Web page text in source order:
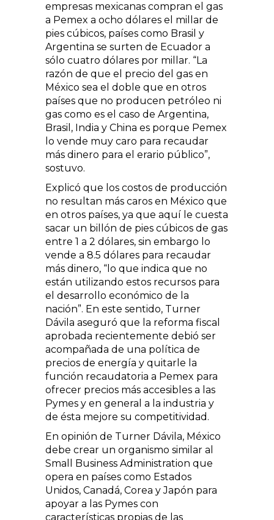
empresas mexicanas compran el gas
a Pemex a ocho dólares el millar de
pies cúbicos, países como Brasil y
Argentina se surten de Ecuador a
sólo cuatro dólares por millar. “La
razón de que el precio del gas en
México sea el doble que en otros
países que no producen petróleo ni
gas como es el caso de Argentina,
Brasil, India y China es porque Pemex
lo vende muy caro para recaudar
más dinero para el erario público”,
sostuvo.
Explicó que los costos de producción
no resultan más caros en México que
en otros países, ya que aquí le cuesta
sacar un billón de pies cúbicos de gas
entre 1 a 2 dólares, sin embargo lo
vende a 8.5 dólares para recaudar
más dinero, “lo que indica que no
están utilizando estos recursos para
el desarrollo económico de la
nación”. En este sentido, Turner
Dávila aseguró que la reforma fiscal
aprobada recientemente debió ser
acompañada de una política de
precios de energía y quitarle la
función recaudatoria a Pemex para
ofrecer precios más accesibles a las
Pymes y en general a la industria y
de ésta mejore su competitividad.
En opinión de Turner Dávila, México
debe crear un organismo similar al
Small Business Administration que
opera en países como Estados
Unidos, Canadá, Corea y Japón para
apoyar a las Pymes con
características propias de las